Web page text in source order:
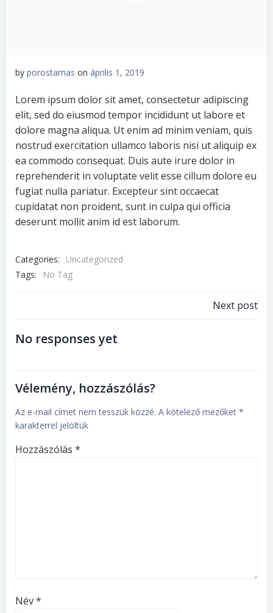
by porostamas on április 1, 2019
Lorem ipsum dolor sit amet, consectetur adipiscing
elit, sed do eiusmod tempor incididunt ut labore et
dolore magna aliqua. Ut enim ad minim veniam, quis
nostrud exercitation ullamco laboris nisi ut aliquip ex
ea commodo consequat. Duis aute irure dolor in
reprehenderit in voluptate velit esse cillum dolore eu
fugiat nulla pariatur. Excepteur sint occaecat
cupidatat non proident, sunt in culpa qui officia
deserunt mollit anim id est laborum.
Categories:
Uncategorized
Tags:
No Tag
PostNext post
No responses yet
Vélemény, hozzászólás?
Az e-mail címet nem tesszük közzé. A kötelező mezőket *
karakterrel jelöltük
Hozzászólás *
Név*